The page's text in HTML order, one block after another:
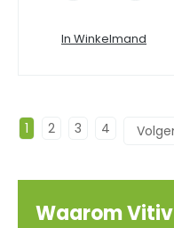
In Winkelmand
1 2 3 4 →
Waarom Vitiv